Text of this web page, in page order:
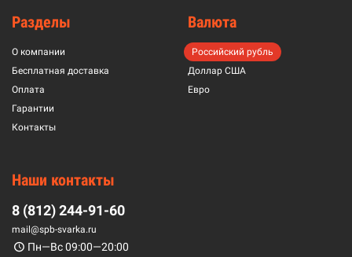
Разделы
О компании
Бесплатная доставка
Оплата
Гарантии
Контакты
Валюта
Российский рубль
Доллар США
Евро
Наши контакты
8 (812) 244-91-60
mail@spb-svarka.ru
Пн—Вс 09:00—20:00